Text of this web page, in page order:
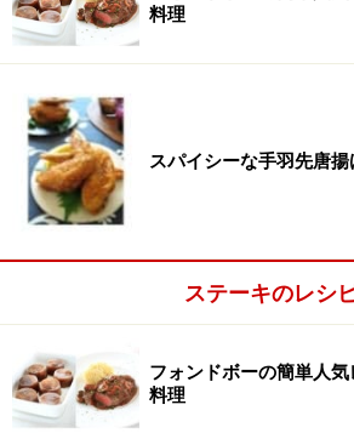
ニンニク
エスカルゴバター：作り置きに適し
は調整してください
エスカルゴバター・ステー
順
エスカルゴバターソースステーキの
1
エスカルゴバターを作る。
エスカルゴバターを作ります。フー
セリ、にんにくを入れ、あらみじん
料理
スパイシーな手羽先唐
ステーキのレシ
フォンドボーの簡単人
料理